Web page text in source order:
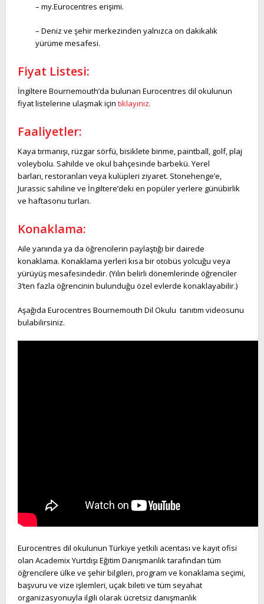
– my.Eurocentres erişimi.
– Deniz ve şehir merkezinden yalnızca on dakikalık
yürüme mesafesi.
Fiyat Listesi:
İngiltere Bournemouth’da bulunan Eurocentres dil okulunun
fiyat listelerine ulaşmak için tıklayınız.
Faaliyetler:
Kaya tırmanışı, rüzgar sörfü, bisiklete binme, paintball, golf, plaj
voleybolu. Sahilde ve okul bahçesinde barbekü. Yerel
barları, restoranları veya kulüpleri ziyaret. Stonehenge’e,
Jurassic sahiline ve İngiltere’deki en popüler yerlere günübirlik
ve haftasonu turları.
Konaklama:
Aile yanında ya da öğrencilerin paylaştığı bir dairede
konaklama. Konaklama yerleri kısa bir otobüs yolcuğu veya
yürüyüş mesafesindedir. (Yılın belirli dönemlerinde öğrenciler
3’ten fazla öğrencinin bulunduğu özel evlerde konaklayabilir.)
Aşağıda Eurocentres Bournemouth Dil Okulu tanıtım videosunu
bulabilirsiniz.
Eurocentres dil okulunun Türkiye yetkili acentası ve kayıt ofisi
olan Academix Yurtdışı Eğitim Danışmanlık tarafından tüm
öğrencilere ülke ve şehir bilgileri, program ve konaklama seçimi,
başvuru ve vize işlemleri, uçak bileti ve tüm seyahat
organizasyonuyla ilgili olarak ücretsiz danışmanlık